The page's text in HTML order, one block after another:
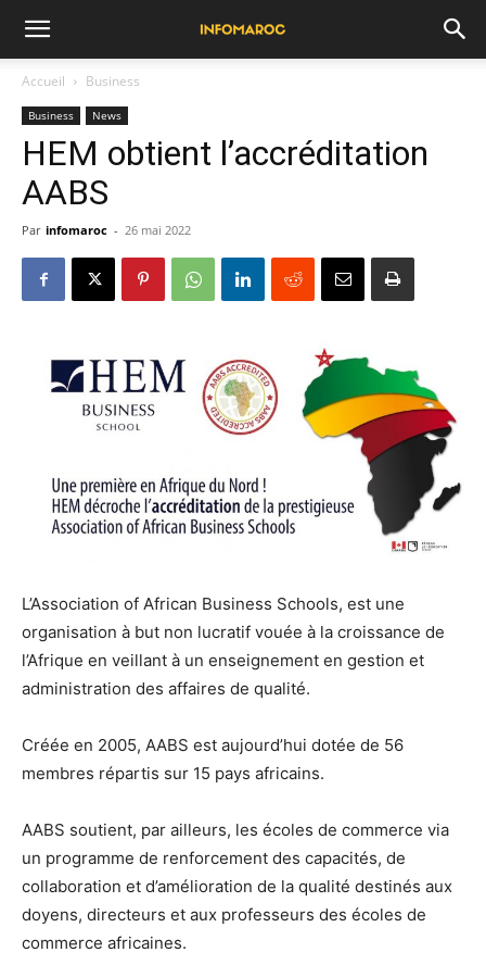
Accueil Business
Business News
HEM obtient l’accréditation
AABS
Par infomaroc - 26 mai 2022
L’Association of African Business Schools, est une
organisation à but non lucratif vouée à la croissance de
l’Afrique en veillant à un enseignement en gestion et
administration des affaires de qualité.
Créée en 2005, AABS est aujourd’hui dotée de 56
membres répartis sur 15 pays africains.
AABS soutient, par ailleurs, les écoles de commerce via
un programme de renforcement des capacités, de
collaboration et d’amélioration de la qualité destinés aux
doyens, directeurs et aux professeurs des écoles de
commerce africaines.